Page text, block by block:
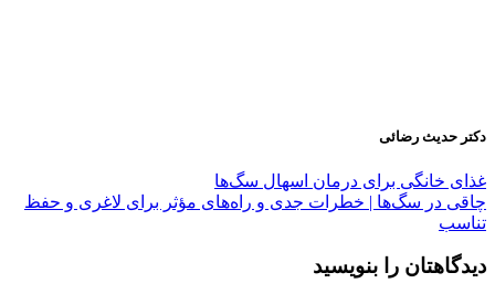
دکتر حدیث رضائی
غذای خانگی برای درمان اسهال سگ‌ها
چاقی در سگ‌ها | خطرات جدی و راه‌های مؤثر برای لاغری و حفظ
تناسب
دیدگاهتان را بنویسید